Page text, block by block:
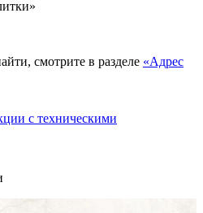
смотрите в разделе «Адрес
с техническими